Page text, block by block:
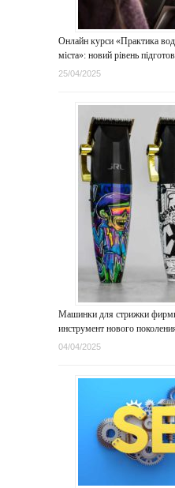
Онлайн курси «Практика
міста»: новий рівень
25/04/2025
Машинки для стрижки
инструмент нового
04/04/2025